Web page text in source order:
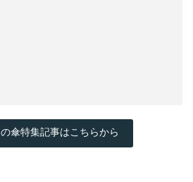
傘特集記事はこちらから